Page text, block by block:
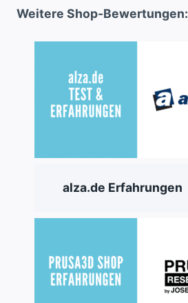
Weitere Shop-Bewertungen:
alza.de Erfahrungen